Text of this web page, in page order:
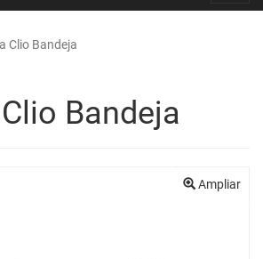
Clio Bandeja
Bandeja
Ampliar